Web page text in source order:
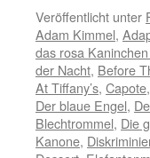
Veröffentlicht unter
Adam Kimmel,
das rosa
der Nacht, Before
At Tiffany’s, Capote,
Der blaue Engel,
Blechtrommel, Die
Kanone,